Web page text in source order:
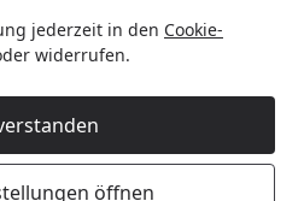
jederzeit in den Cookie-
widerrufen.
öffnen